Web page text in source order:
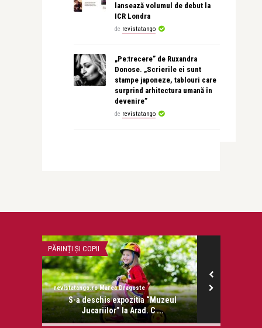
lansează volumul de debut la
ICR Londra
de revistatango
„Pe:trecere” de Ruxandra
Donose. „Scrierile ei sunt
stampe japoneze, tablouri care
surprind arhitectura umană în
devenire”
de revistatango
PĂRINȚI ȘI COPII
revistatango.ro Marea Dragoste
S-a deschis expozitia “Muzeul
Jucariilor” la Arad. C ...